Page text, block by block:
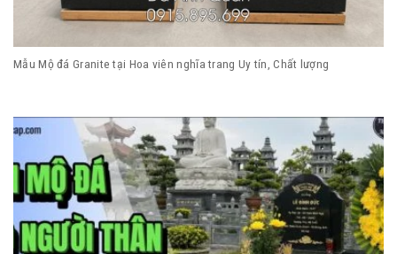
Mẫu Mộ đá Granite tại Hoa viên nghĩa trang Uy tín, Chất lượng